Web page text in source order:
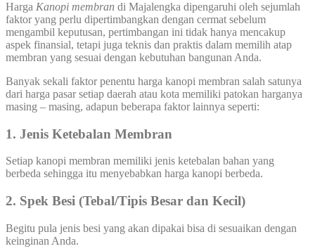
Harga Kanopi membran di Majalengka dipengaruhi oleh sejumlah
faktor yang perlu dipertimbangkan dengan cermat sebelum
mengambil keputusan, pertimbangan ini tidak hanya mencakup
aspek finansial, tetapi juga teknis dan praktis dalam memilih atap
membran yang sesuai dengan kebutuhan bangunan Anda.
Banyak sekali faktor penentu harga kanopi membran salah satunya
dari harga pasar setiap daerah atau kota memiliki patokan harganya
masing – masing, adapun beberapa faktor lainnya seperti:
1. Jenis Ketebalan Membran
Setiap kanopi membran memiliki jenis ketebalan bahan yang
berbeda sehingga itu menyebabkan harga kanopi berbeda.
2. Spek Besi (Tebal/Tipis Besar dan Kecil)
Begitu pula jenis besi yang akan dipakai bisa di sesuaikan dengan
keinginan Anda.